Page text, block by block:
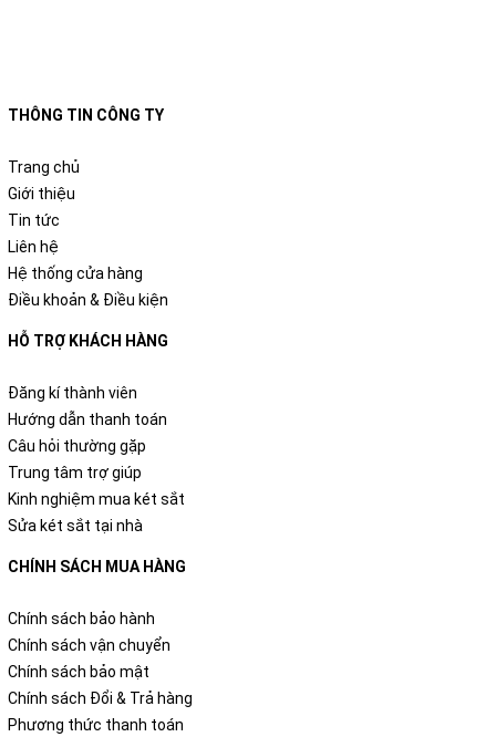
THÔNG TIN CÔNG TY
Trang chủ
Giới thiệu
Tin tức
Liên hệ
Hệ thống cửa hàng
Điều khoản & Điều kiện
HỖ TRỢ KHÁCH HÀNG
Đăng kí thành viên
Hướng dẫn thanh toán
Câu hỏi thường gặp
Trung tâm trợ giúp
Kinh nghiệm mua két sắt
Sửa két sắt tại nhà
CHÍNH SÁCH MUA HÀNG
Chính sách bảo hành
Chính sách vận chuyển
Chính sách bảo mật
Chính sách Đổi & Trả hàng
Phương thức thanh toán